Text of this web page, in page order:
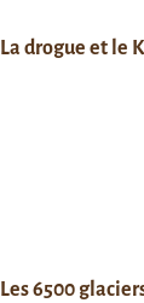
La drogue et le
Les 6500